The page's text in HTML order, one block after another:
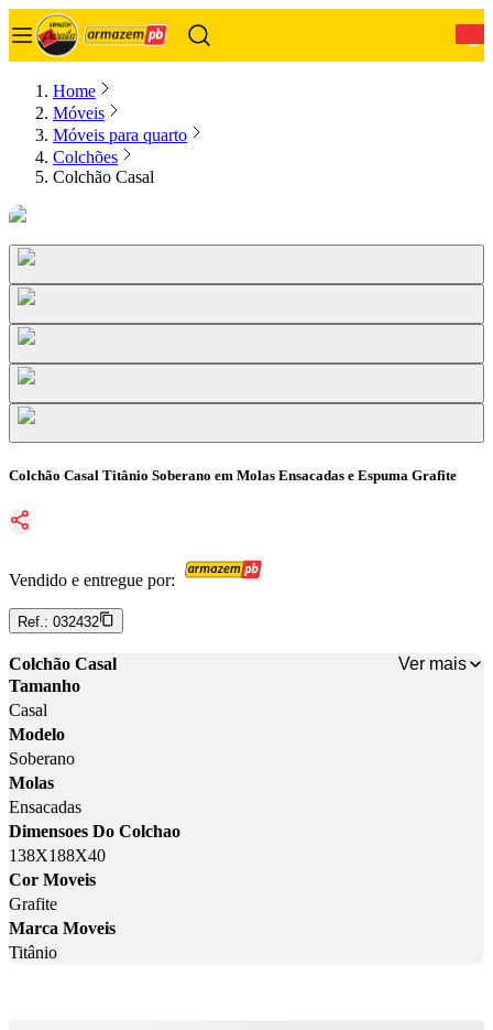
Home
Móveis
Móveis para quarto
Colchões
Colchão Casal
Colchão Casal Titânio Soberano em Molas Ensacadas e Espuma Grafite
Vendido e entregue por:
Ref.: 032432
Colchão Casal
Ver mais
Tamanho
Casal
Modelo
Soberano
Molas
Ensacadas
Dimensoes Do Colchao
138X188X40
Cor Moveis
Grafite
Marca Moveis
Titânio